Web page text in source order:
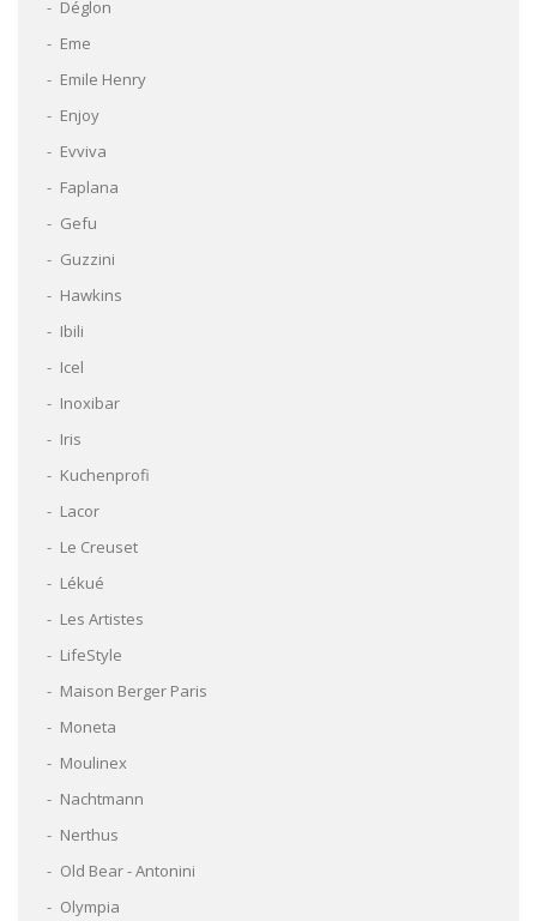
Déglon
Eme
Emile Henry
Enjoy
Evviva
Faplana
Gefu
Guzzini
Hawkins
Ibili
Icel
Inoxibar
Iris
Kuchenprofi
Lacor
Le Creuset
Lékué
Les Artistes
LifeStyle
Maison Berger Paris
Moneta
Moulinex
Nachtmann
Nerthus
Old Bear - Antonini
Olympia